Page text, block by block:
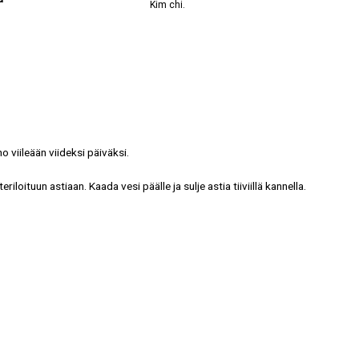
Kim chi.
viileään viideksi päiväksi.
astiaan. Kaada vesi päälle ja sulje astia tiiviillä kannella.